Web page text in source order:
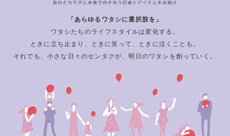
「あらゆるワタシに選択肢を」
ワタシたちのライフスタイルは変化する。
ときに立ち止まり、ときに笑って、ときに泣くことも。
それでも、小さな日々のセンタクが、明日のワタシを創っていく。